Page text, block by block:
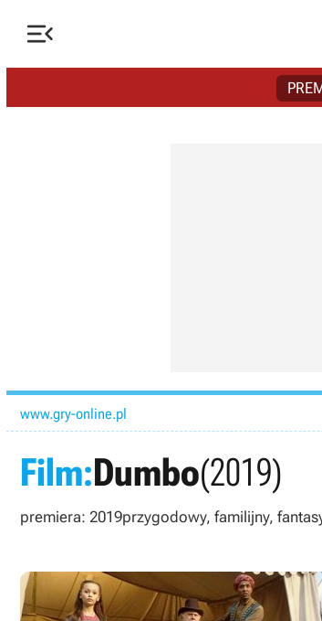

www.gry-online.pl
Film:Dumbo(2019)
premiera: 2019przygodowy, familijny,